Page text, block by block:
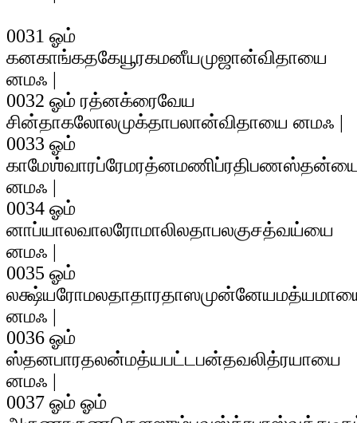
0031 ஓம்
கனகாங்கதகேயூரகமனீயமுஜான்விதாயை
னமஃ |
0032 ஓம் ரத்னக்ரைவேய
சின்தாகலோலமுக்தாபலான்விதாயை னமஃ |
0033 ஓம்
னமஃ |
0034 ஓம்
னாப்யாலவாலரோமாலிலதாபலகுசத்வய்யை
னமஃ |
0035 ஓம்
னமஃ |
0036 ஓம்
ஸ்தனபாரதலன்மத்யபட்டபன்தவலித்ரயாயை
னமஃ |
0037 ஓம் ஓம்